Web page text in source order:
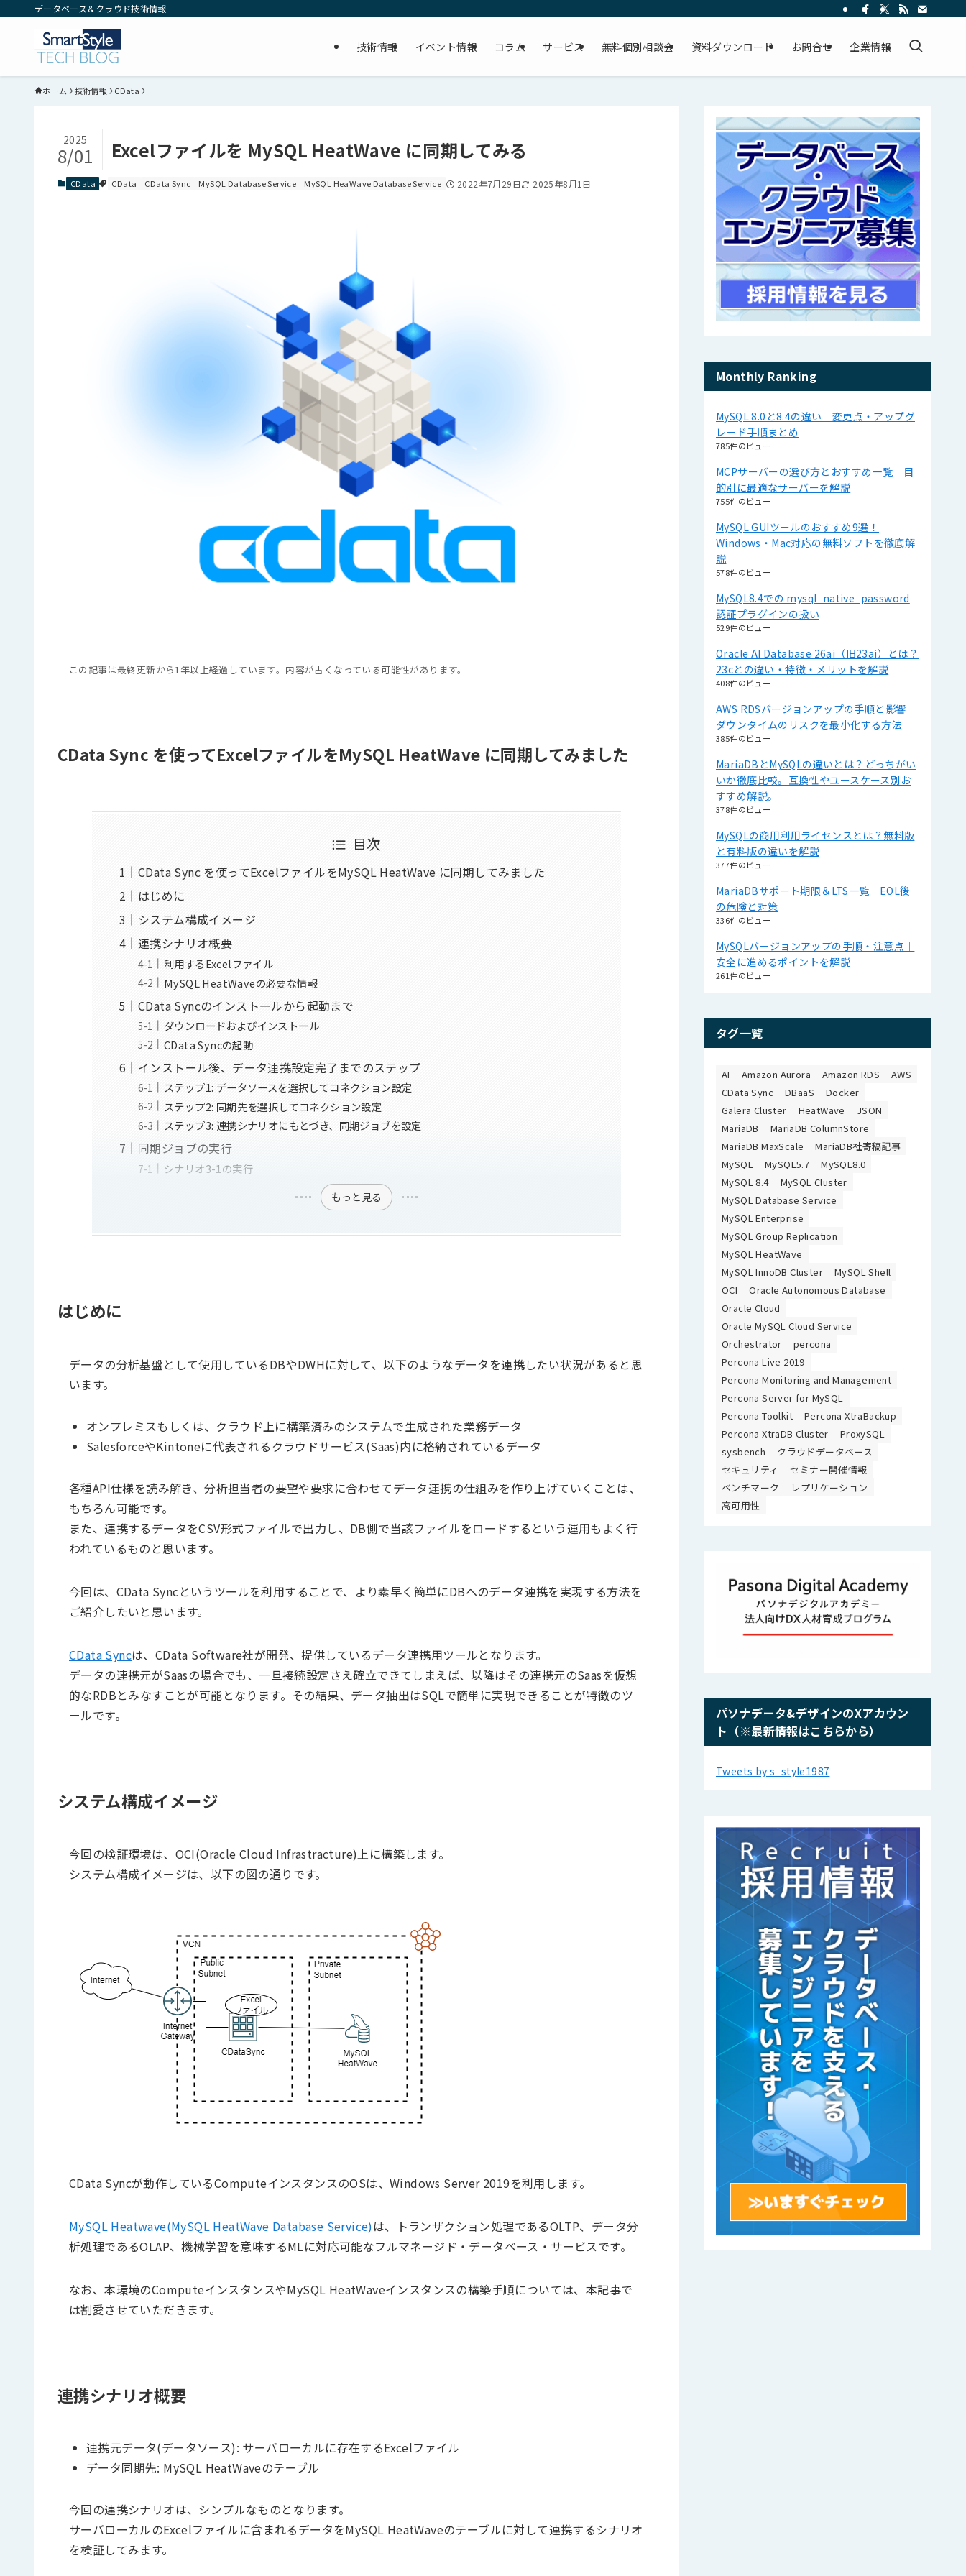
データベース＆クラウド技術情報
技術情報 イベント情報 コラム サービス 無料個別相談会 資料ダウンロード お問合せ 企業情報
ホーム 技術情報 CData
Excelファイルを MySQL HeatWave に同期してみる
2025
8/01
CData CData CData Sync MySQL Database Service MySQL HeaWave Database Service 2022年7月29日 2025年8月1日
この記事は最終更新から1年以上経過しています。内容が古くなっている可能性があります。
CData Sync を使ってExcelファイルをMySQL HeatWave に同期してみました
目次
CData Sync を使ってExcelファイルをMySQL HeatWave に同期してみました
はじめに
システム構成イメージ
連携シナリオ概要
利用するExcelファイル
MySQL HeatWaveの必要な情報
CData Syncのインストールから起動まで
ダウンロードおよびインストール
CData Syncの起動
インストール後、データ連携設定完了までのステップ
ステップ1: データソースを選択してコネクション設定
ステップ2: 同期先を選択してコネクション設定
ステップ3: 連携シナリオにもとづき、同期ジョブを設定
同期ジョブの実行
シナリオ3-1の実行
もっと見る
はじめに
データの分析基盤として使用しているDBやDWHに対して、以下のようなデータを連携したい状況があると思
います。
オンプレミスもしくは、クラウド上に構築済みのシステムで生成された業務データ
SalesforceやKintoneに代表されるクラウドサービス(Saas)内に格納されているデータ
各種API仕様を読み解き、分析担当者の要望や要求に合わせてデータ連携の仕組みを作り上げていくことは、
もちろん可能です。
また、連携するデータをCSV形式ファイルで出力し、DB側で当該ファイルをロードするという運用もよく行
われているものと思います。
今回は、CData Syncというツールを利用することで、より素早く簡単にDBへのデータ連携を実現する方法を
ご紹介したいと思います。
CData Syncは、CData Software社が開発、提供しているデータ連携用ツールとなります。
データの連携元がSaasの場合でも、一旦接続設定さえ確立できてしまえば、以降はその連携元のSaasを仮想
的なRDBとみなすことが可能となります。その結果、データ抽出はSQLで簡単に実現できることが特徴のツ
ールです。
システム構成イメージ
今回の検証環境は、OCI(Oracle Cloud Infrastracture)上に構築します。
システム構成イメージは、以下の図の通りです。
CData Syncが動作しているComputeインスタンスのOSは、Windows Server 2019を利用します。
MySQL Heatwave(MySQL HeatWave Database Service)は、トランザクション処理であるOLTP、データ分
析処理であるOLAP、機械学習を意味するMLに対応可能なフルマネージド・データベース・サービスです。
なお、本環境のComputeインスタンスやMySQL HeatWaveインスタンスの構築手順については、本記事で
は割愛させていただきます。
連携シナリオ概要
連携元データ(データソース): サーバローカルに存在するExcelファイル
データ同期先: MySQL HeatWaveのテーブル
今回の連携シナリオは、シンプルなものとなります。
サーバローカルのExcelファイルに含まれるデータをMySQL HeatWaveのテーブルに対して連携するシナリオ
を検証してみます。
Monthly Ranking
MySQL 8.0と8.4の違い｜変更点・アップグ
レード手順まとめ
785件のビュー
MCPサーバーの選び方とおすすめ一覧｜目
的別に最適なサーバーを解説
755件のビュー
MySQL GUIツールのおすすめ9選！
Windows・Mac対応の無料ソフトを徹底解
説
578件のビュー
MySQL8.4での mysql_native_password
認証プラグインの扱い
529件のビュー
Oracle AI Database 26ai（旧23ai）とは？
23cとの違い・特徴・メリットを解説
408件のビュー
AWS RDSバージョンアップの手順と影響｜
ダウンタイムのリスクを最小化する方法
385件のビュー
MariaDBとMySQLの違いとは？どっちがい
いか徹底比較。互換性やユースケース別お
すすめ解説。
378件のビュー
MySQLの商用利用ライセンスとは？無料版
と有料版の違いを解説
377件のビュー
MariaDBサポート期限＆LTS一覧｜EOL後
の危険と対策
336件のビュー
MySQLバージョンアップの手順・注意点｜
安全に進めるポイントを解説
261件のビュー
タグ一覧
AI Amazon Aurora Amazon RDS
AWS
CData Sync
DBaaS
Docker
Galera Cluster
HeatWave
JSON
MariaDB
MariaDB ColumnStore
MariaDB MaxScale
MariaDB社寄稿記事
MySQL
MySQL5.7
MySQL8.0
MySQL 8.4
MySQL Cluster
MySQL Database Service
MySQL Enterprise
MySQL Group Replication
MySQL HeatWave
MySQL InnoDB Cluster
MySQL Shell
OCI
Oracle Autonomous Database
Oracle Cloud
Oracle MySQL Cloud Service
Orchestrator
percona
Percona Live 2019
Percona Monitoring and Management
Percona Server for MySQL
Percona Toolkit
Percona XtraBackup
Percona XtraDB Cluster
ProxySQL
sysbench
クラウドデータベース
セキュリティ
セミナー開催情報
ベンチマーク
レプリケーション
高可用性
パソナデータ&デザインのXアカウン
ト（※最新情報はこちらから）
Tweets by s_style1987